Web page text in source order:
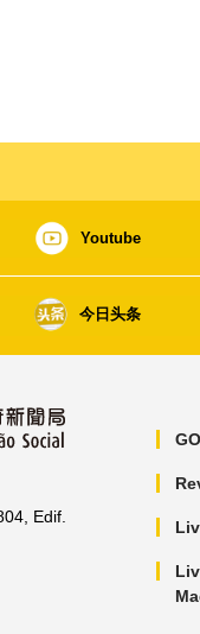
Youtube
今日头条
Edif.